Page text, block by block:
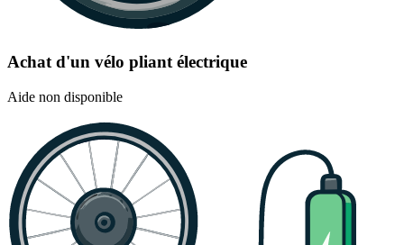
Achat d'un vélo pliant électrique
Aide non disponible